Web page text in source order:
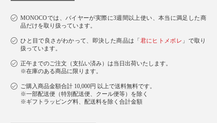
MONOCOでは、バイヤーが実際に3週間以上使い、本当に満足した商
品だけを取り扱っています。
ひと目で良さがわかって、即決した商品は「 君にヒトメボレ 」で取り
扱っています。
正午までのご注文（支払い済み）は当日出荷いたします。
※在庫のある商品に限ります。
ご購入商品金額合計 10,000円 以上で送料無料です。
※一部配送便（特別配送便、クール便等）を除く
※ギフトラッピング料、配送料を除く合計金額